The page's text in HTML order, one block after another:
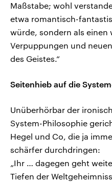
Maßstabe; wohl
etwa romantisch-
würde, sondern als einen
Verpuppungen und
des Geistes.“
Seitenhieb auf die
Unüberhörbar der
System-Philosophie
Hegel und Co, die ja
schärfer durchdringen:
„Ihr … dagegen geht
Tiefen der